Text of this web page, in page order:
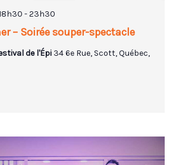
– Soirée souper-spectacle
-23h30
de l'Épi 34 6e Rue, Scott, Québec,